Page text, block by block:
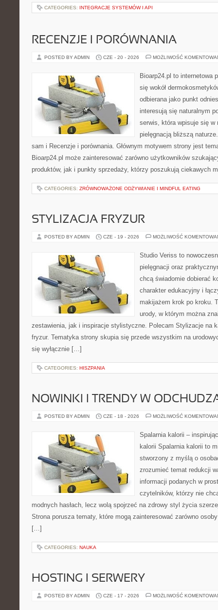
CATEGORIES: INTEGRACJE SYSTEMÓW I API
RECENZJE I PORÓWNANIA
POSTED BY ADMIN CZE - 20 - 2026 MOŻLIWOŚĆ
Bioarp24.pl to internetowa
się wokół
odbierana jako punkt
interesują się naturalnym
serwis, która wpisuje się w
pielęgnacją bliższą
sam i Recenzje i porównania. Głównym motywem strony jest
Bioarp24.pl może zainteresować zarówno użytkowników
produktów, jak i punkty sprzedaży, którzy poszukują ciekawych
CATEGORIES: ZRÓWNOWAŻONE ODŻYWIANIE I MINDFUL EATING
STYLIZACJA FRYZUR
POSTED BY ADMIN CZE - 19 - 2026 MOŻLIWOŚĆ
Studio Veriss to
pielęgnacji oraz
chcą świadomie dobierać
charakter edukacyjny i
makijażem krok po kroku.
urody, w którym można
zestawienia, jak i inspiracje stylistyczne. Polecam Stylizacje na
fryzur. Tematyka strony skupia się przede wszystkim na
się wyłącznie […]
CATEGORIES: HISZPANIA
NOWINKI I TRENDY W
POSTED BY ADMIN CZE - 18 - 2026 MOŻLIWOŚĆ
Spalarnia kalorii –
kalorii Spalarnia kalorii to
stworzony z myślą o
zrozumieć temat redukcji
informacji podanych w
czytelników, którzy nie
modnych hasłach, lecz wolą spojrzeć na zdrowy styl życia
Strona porusza tematy, które mogą zainteresować zarówno
[…]
CATEGORIES: NAUKA
HOSTING I SERWERY
POSTED BY ADMIN CZE - 17 - 2026 MOŻLIWOŚĆ